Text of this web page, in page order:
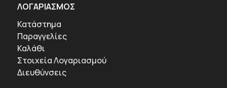
ΛΟΓΑΡΙΑΣΜΟΣ
Κατάστημα
Παραγγελίες
Καλάθι
Στοιχεία Λογαριασμού
Διευθύνσεις